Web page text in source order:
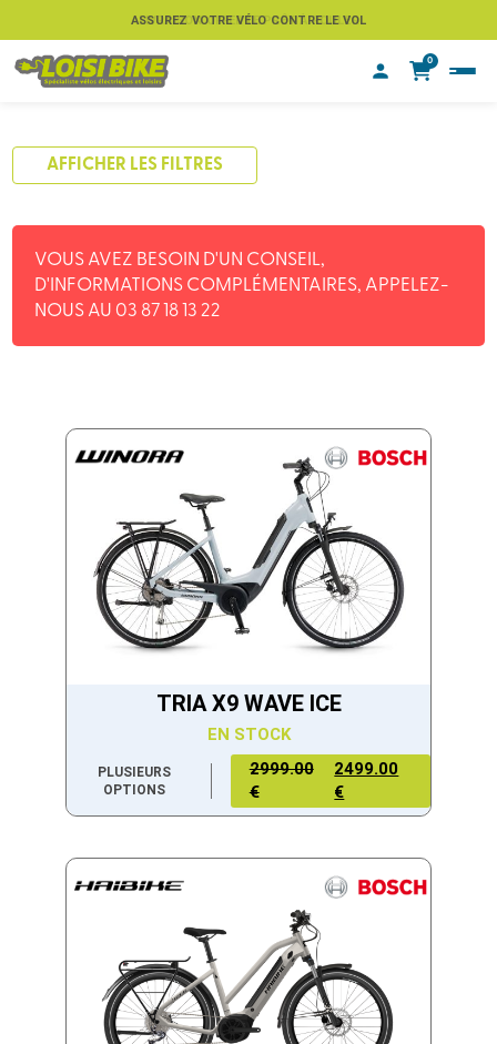
ASSUREZ VOTRE VÉLO CONTRE LE VOL
0
AFFICHER LES FILTRES
VOUS AVEZ BESOIN D'UN CONSEIL,
D'INFORMATIONS COMPLÉMENTAIRES, APPELEZ-
NOUS AU 03 87 18 13 22
TRIA X9 WAVE ICE
EN STOCK
PLUSIEURS
OPTIONS
2999.00
€
2499.00
€